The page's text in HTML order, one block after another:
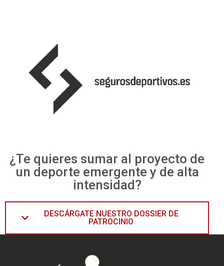
¿Te quieres sumar al proyecto de
un deporte emergente y de alta
intensidad?
DESCÁRGATE NUESTRO DOSSIER DE
PATROCINIO